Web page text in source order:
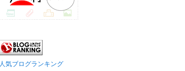
人気ブログランキング